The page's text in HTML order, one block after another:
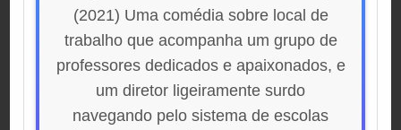
(2021) Uma comédia sobre local de
trabalho que acompanha um grupo de
professores dedicados e apaixonados, e
um diretor ligeiramente surdo
navegando pelo sistema de escolas